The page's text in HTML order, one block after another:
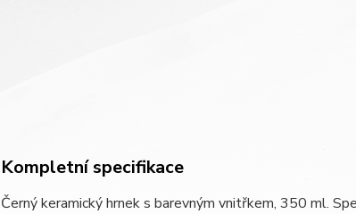
Kompletní specifikace
Černý keramický hrnek s barevným vnitřkem, 350 ml.